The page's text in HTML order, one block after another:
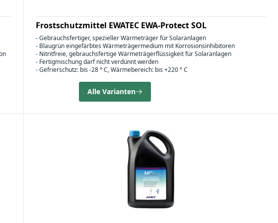
Frostschutzmittel EWATEC EWA-Protect SOL
- Gebrauchsfertiger, spezieller Wärmeträger für Solaranlagen
- Blaugrün eingefärbtes Wärmeträgermedium mit Korrosionsinhibitoren
- Nitritfreie, gebrauchsfertige Wärmeträgerflüssigkeit für Solaranlagen
- Fertigmischung darf nicht verdünnt werden
- Gefrierschutz: bis -28 ° C, Wärmebereich: bis +220 ° C
Alle Varianten